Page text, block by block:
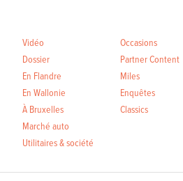
Vidéo
Dossier
En Flandre
En Wallonie
À Bruxelles
Marché auto
Utilitaires & société
Occasions
Partner Content
Miles
Enquêtes
Classics